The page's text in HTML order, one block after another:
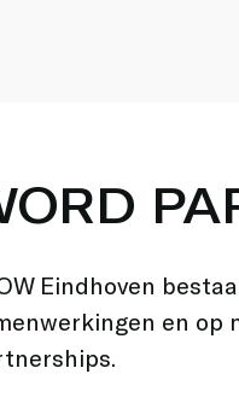
Eindhoven
en op